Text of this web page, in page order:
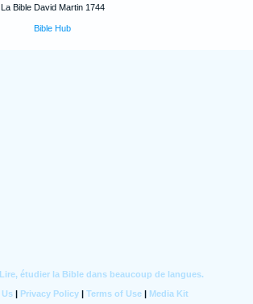
La Bible David Martin 1744
Bible Hub